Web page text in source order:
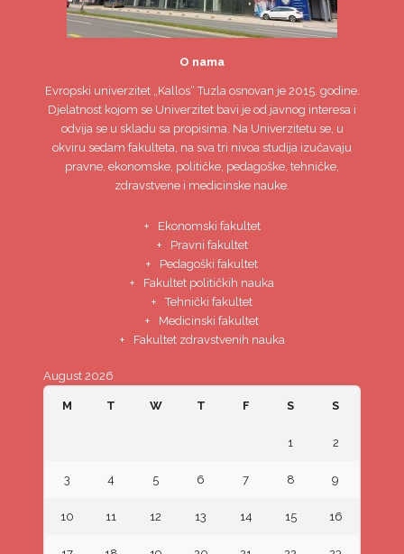
O nama
Evropski univerzitet„Kallos“ Tuzla osnovan je 2015. godine.
Djelatnost kojom se Univerzitet bavi je od javnog interesa i
odvija se u skladu sa propisima. Na Univerzitetu se, u
okviru sedam fakulteta, na sva tri nivoa studija izučavaju
pravne, ekonomske, političke, pedagoške, tehničke,
zdravstvene i medicinske nauke.
Ekonomski fakultet
Pravni fakultet
Pedagoški fakultet
Fakultet političkih nauka
Tehnički fakultet
Medicinski fakultet
Fakultet zdravstvenih nauka
August 2026
M T W T F S S
1 2
3 4 5 6 7 8 9
10 11 12 13 14 15 16